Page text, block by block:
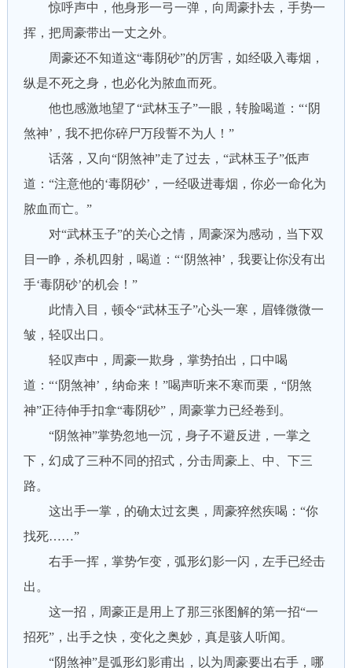
惊呼声中，他身形一弓一弹，向周豪扑去，手势一
挥，把周豪带出一丈之外。
周豪还不知道这“毒阴砂”的厉害，如经吸入毒烟，
纵是不死之身，也必化为脓血而死。
他也感激地望了“武林玉子”一眼，转脸喝道：“‘阴
煞神’，我不把你碎尸万段誓不为人！”
话落，又向“阴煞神”走了过去，“武林玉子”低声
道：“注意他的‘毒阴砂’，一经吸进毒烟，你必一命化为
脓血而亡。”
对“武林玉子”的关心之情，周豪深为感动，当下双
目一睁，杀机四射，喝道：“‘阴煞神’，我要让你没有出
手‘毒阴砂’的机会！”
此情入目，顿令“武林玉子”心头一寒，眉锋微微一
皱，轻叹出口。
轻叹声中，周豪一欺身，掌势拍出，口中喝
道：“‘阴煞神’，纳命来！”喝声听来不寒而栗，“阴煞
神”正待伸手扣拿“毒阴砂”，周豪掌力已经卷到。
“阴煞神”掌势忽地一沉，身子不避反进，一掌之
下，幻成了三种不同的招式，分击周豪上、中、下三
路。
这出手一掌，的确太过玄奥，周豪猝然疾喝：“你
找死……”
右手一挥，掌势乍变，弧形幻影一闪，左手已经击
出。
这一招，周豪正是用上了那三张图解的第一招“一
招死”，出手之快，变化之奥妙，真是骇人听闻。
“阴煞神”是弧形幻影甫出，以为周豪要出右手，哪